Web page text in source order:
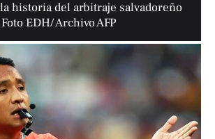
historia del arbitraje salvadoreño
Foto EDH/ Archivo AFP